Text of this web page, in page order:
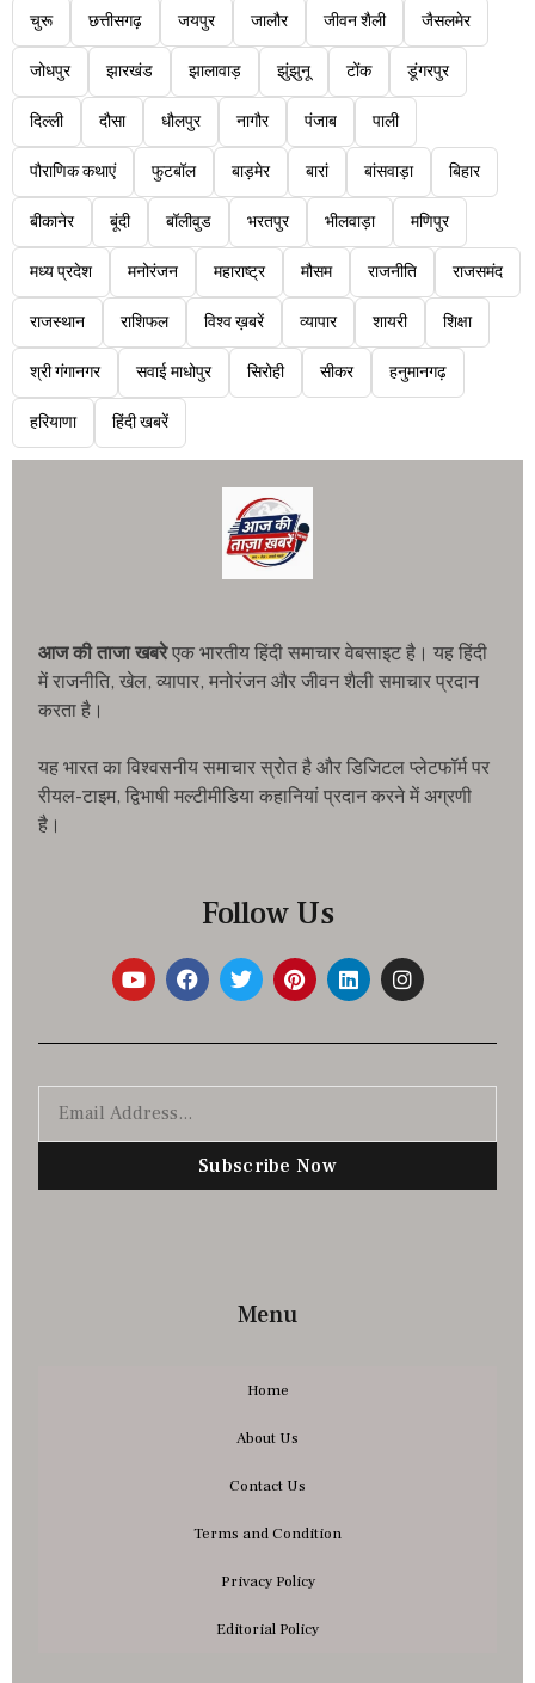
चुरू छत्तीसगढ़ जयपुर जालौर जीवन शैली जैसलमेर
जोधपुर झारखंड झालावाड़ झुंझुनू टोंक डूंगरपुर
दिल्ली दौसा धौलपुर नागौर पंजाब पाली
पौराणिक कथाएं फुटबॉल बाड़मेर बारां बांसवाड़ा बिहार
बीकानेर बूंदी बॉलीवुड भरतपुर भीलवाड़ा मणिपुर
मध्य प्रदेश मनोरंजन महाराष्ट्र मौसम राजनीति राजसमंद
राजस्थान राशिफल विश्व ख़बरें व्यापार शायरी शिक्षा
श्री गंगानगर सवाई माधोपुर सिरोही सीकर हनुमानगढ़
हरियाणा हिंदी खबरें
आज की ताजा खबरेएक भारतीय हिंदी समाचार वेबसाइट है। यह हिंदी
में राजनीति, खेल, व्यापार, मनोरंजन और जीवन शैली समाचार प्रदान
करता है।
यह भारत का विश्वसनीय समाचार स्रोत है और डिजिटल प्लेटफॉर्म पर
रीयल-टाइम, द्विभाषी मल्टीमीडिया कहानियां प्रदान करने में अग्रणी
है।
Follow Us
Subscribe Now
Menu
Home
About Us
Contact Us
Terms and Condition
Privacy Policy
Editorial Policy